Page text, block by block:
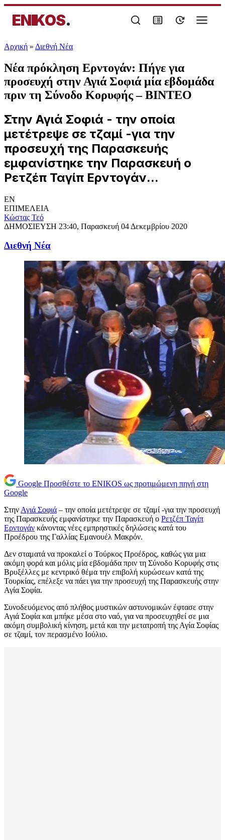
ENIKOS.
Αρχική » Διεθνή Νέα
Νέα πρόκληση Ερντογάν: Πήγε για
προσευχή στην Αγιά Σοφιά μία εβδομάδα
πριν τη Σύνοδο Κορυφής – ΒΙΝΤΕΟ
Στην Αγιά Σοφιά - την οποία
μετέτρεψε σε τζαμί -για την
προσευχή της Παρασκευής
εμφανίστηκε την Παρασκευή ο
Ρετζέπ Ταγίπ Ερντογάν...
EN
ΕΠΙΜΕΛΕΙΑ
Κώστας Τεό
ΔΗΜΟΣΙΕΥΣΗ 23:40, Παρασκευή 04 Δεκεμβρίου 2020
Διεθνή Νέα
Google Προσθέστε το ENIKOS ως προτιμώμενη πηγή στη
Google
Στην Αγιά Σοφιά – την οποία μετέτρεψε σε τζαμί -για την προσευχή
της Παρασκευής εμφανίστηκε την Παρασκευή ο Ρετζέπ Ταγίπ
Ερντογάν κάνοντας νέες εμπρηστικές δηλώσεις κατά του
Προέδρου της Γαλλίας Εμανουέλ Μακρόν.
Δεν σταματά να προκαλεί ο Τούρκος Προέδρος, καθώς για μια
ακόμη φορά και μόλις μία εβδομάδα πριν τη Σύνοδο Κορυφής στις
Βρυξέλλες με κεντρικό θέμα την επιβολή κυρώσεων κατά της
Τουρκίας, επέλεξε να πάει για την προσευχή της Παρασκευής στην
Αγία Σοφία.
Συνοδευόμενος από πλήθος μυστικών αστυνομικών έφτασε στην
Αγιά Σοφία και μπήκε μέσα στο ναό, για να προσευχηθεί σε μια
ακόμη συμβολική κίνηση, μετά και την μετατροπή της Αγία Σοφίας
σε τζαμί, τον περασμένο Ιούλιο.